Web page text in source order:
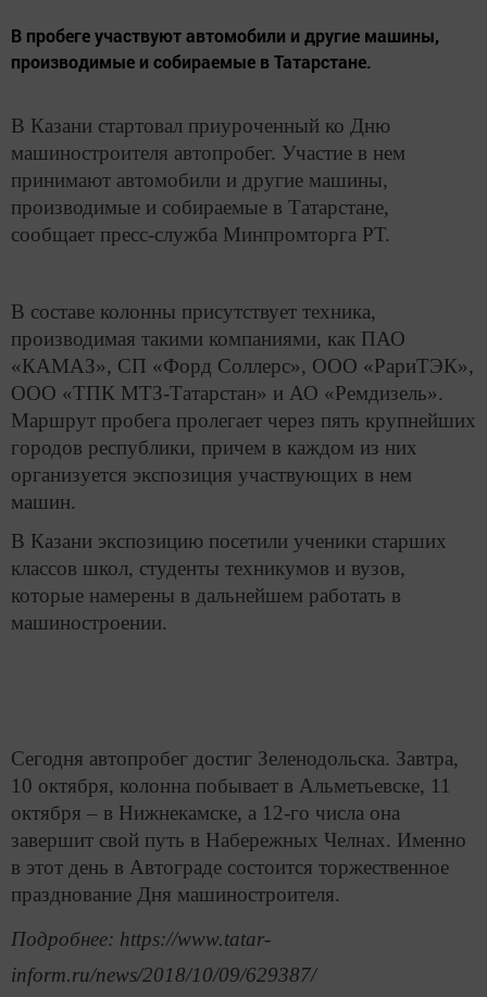
В пробеге участвуют автомобили и другие машины,
производимые и собираемые в Татарстане.
В Казани стартовал приуроченный ко Дню
машиностроителя автопробег. Участие в нем
принимают автомобили и другие машины,
производимые и собираемые в Татарстане,
сообщает пресс-служба Минпромторга РТ.
В составе колонны присутствует техника,
производимая такими компаниями, как ПАО
«КАМАЗ», СП «Форд Соллерс», ООО «РариТЭК»,
ООО «ТПК МТЗ-Татарстан» и АО «Ремдизель».
Маршрут пробега пролегает через пять крупнейших
городов республики, причем в каждом из них
организуется экспозиция участвующих в нем
машин.
В Казани экспозицию посетили ученики старших
классов школ, студенты техникумов и вузов,
которые намерены в дальнейшем работать в
машиностроении.
Сегодня автопробег достиг Зеленодольска. Завтра,
10 октября, колонна побывает в Альметьевске, 11
октября – в Нижнекамске, а 12-го числа она
завершит свой путь в Набережных Челнах. Именно
в этот день в Автограде состоится торжественное
празднование Дня машиностроителя.
Подробнее: https://www.tatar-
inform.ru/news/2018/10/09/629387/